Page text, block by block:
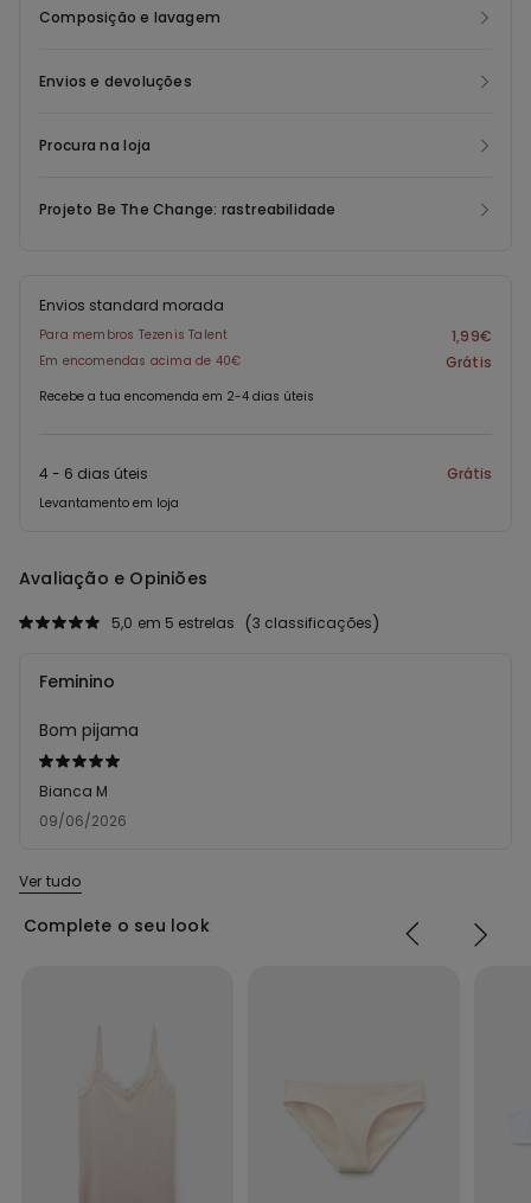
Composição e lavagem
Envios e devoluções
Procura na loja
Projeto Be The Change: rastreabilidade
Envios standard morada
Para membros Tezenis Talent 1,99€
Em encomendas acima de 40€ Grátis
Recebe a tua encomenda em 2-4 dias úteis
4 - 6 dias úteis Grátis
Levantamento em loja
Avaliação e Opiniões
3 classificações
5,0 em 5 estrelas
Atribuiu
5
em
09/06/2026
Bianca M
Feminino
Bom pijama
Ver tudo
Complete o seu look